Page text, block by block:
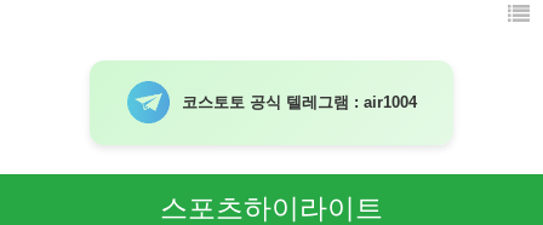
코스토토 공식 텔레그램 : air1004
스포츠하이라이트